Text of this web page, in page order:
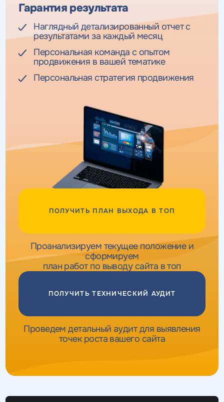
Гарантия результата
Наглядный детализированный отчет с
результатами за каждый месяц
Персональная команда с опытом
продвижения в вашей тематике
Персональная стратегия продвижения
ПОЛУЧИТЬ ПЛАН ВЫХОДА В ТОП
Проанализируем текущее положение и
сформируем
план работ по выводу сайта в топ
ПОЛУЧИТЬ ТЕХНИЧЕСКИЙ АУДИТ
Проведем детальный аудит для выявления
точек роста вашего сайта